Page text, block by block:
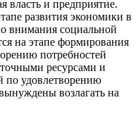
власть и предприятие.
развития экономики в
внимания социальной
на этапе формирования
потребностей
ресурсами и
по удовлетворению
возлагать на